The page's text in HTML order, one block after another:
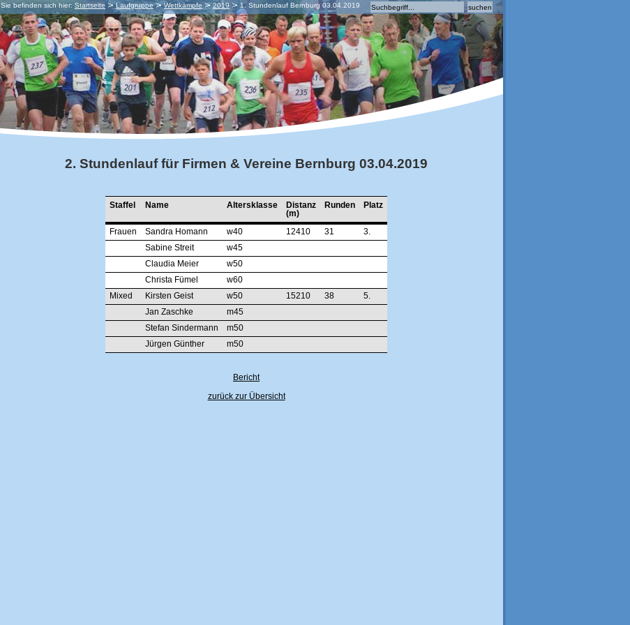
Sie befinden sich hier: Startseite Laufgruppe Wettkämpfe 2019 1. Stundenlauf Bernburg 03.04.2019
2. Stundenlauf für Firmen & Vereine Bernburg 03.04.2019
Staffel Name Altersklasse
Distanz
(m)
Runden Platz
Frauen Sandra Homann w40 12410 31
3.
Sabine Streit
w45
Claudia Meier
w50
Christa Fümel
w60
Mixed
Kirsten Geist w50 15210 38
5.
Jan Zaschke
m45
Stefan Sindermann
m50
Jürgen Günther
m50
Bericht
zurück zur Übersicht